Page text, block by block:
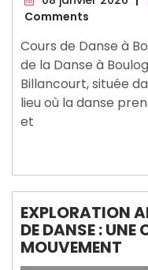
Comments
Cours de Danse à
de la Danse à
Billancourt, située
lieu où la danse
et
EXPLORATION
DE DANSE : UNE
MOUVEMENT